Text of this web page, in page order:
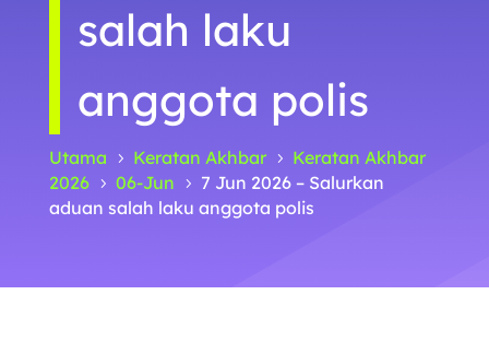
salah laku
anggota polis
Utama 5 Keratan Akhbar 5
Keratan Akhbar
2026
5 06-Jun 5
7 Jun 2026 – Salurkan
aduan salah laku anggota polis